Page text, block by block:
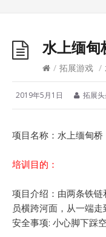
水上缅甸
/ 拓展游戏 /
2019年5月1日 拓展头
项目名称：水上缅甸桥
培训目的：
项目介绍：由两条铁
员横跨河面，从一端走
安全事项: 小心脚下踩空